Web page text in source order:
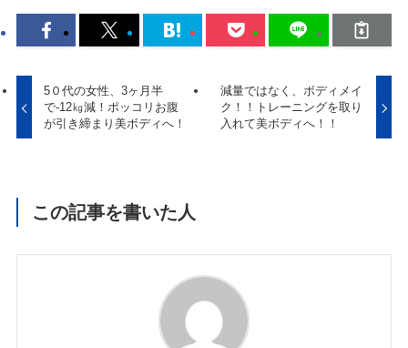
5０代の女性、3ヶ月半
で-12㎏減！ポッコリお腹
が引き締まり美ボディへ！
減量ではなく、ボディメイ
ク！！トレーニングを取り
入れて美ボディへ！！
この記事を書いた人